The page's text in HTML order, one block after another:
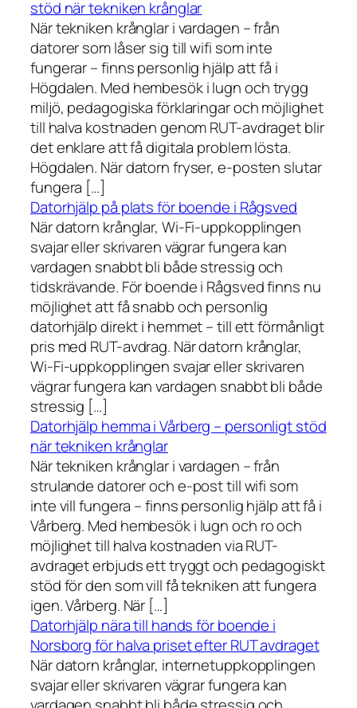
stöd när tekniken krånglar
När tekniken krånglar i vardagen – från
datorer som låser sig till wifi som inte
fungerar – finns personlig hjälp att få i
Högdalen. Med hembesök i lugn och trygg
miljö, pedagogiska förklaringar och möjlighet
till halva kostnaden genom RUT-avdraget blir
det enklare att få digitala problem lösta.
Högdalen. När datorn fryser, e-posten slutar
fungera […]
Datorhjälp på plats för boende i Rågsved
När datorn krånglar, Wi-Fi-uppkopplingen
svajar eller skrivaren vägrar fungera kan
vardagen snabbt bli både stressig och
tidskrävande. För boende i Rågsved finns nu
möjlighet att få snabb och personlig
datorhjälp direkt i hemmet – till ett förmånligt
pris med RUT-avdrag. När datorn krånglar,
Wi-Fi-uppkopplingen svajar eller skrivaren
vägrar fungera kan vardagen snabbt bli både
stressig […]
Datorhjälp hemma i Vårberg – personligt stöd
när tekniken krånglar
När tekniken krånglar i vardagen – från
strulande datorer och e-post till wifi som
inte vill fungera – finns personlig hjälp att få i
Vårberg. Med hembesök i lugn och ro och
möjlighet till halva kostnaden via RUT-
avdraget erbjuds ett tryggt och pedagogiskt
stöd för den som vill få tekniken att fungera
igen. Vårberg. När […]
Datorhjälp nära till hands för boende i
Norsborg för halva priset efter RUT avdraget
När datorn krånglar, internetuppkopplingen
svajar eller skrivaren vägrar fungera kan